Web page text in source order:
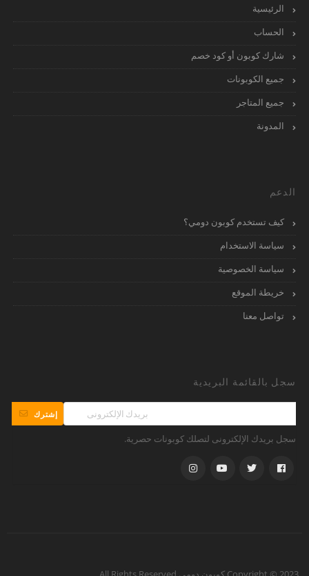
الرئيسية
الحساب
شارك كوبون أو كود خصم
جميع الكوبونات
جميع المتاجر
المدونة
الدعم
كيف تستخدم كوبون دومي؟
سياسة الاستخدام
سياسة الخصوصية
خريطة الموقع
تواصل معنا
سجل بالقائمة البريدية
إشترك
سجل بريدك الإلكترونى لتصلك كوبونات حصرية.